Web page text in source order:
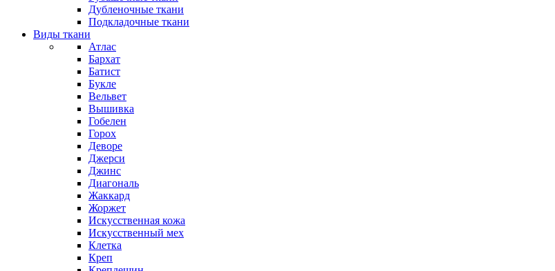
Дубленочные ткани
Подкладочные ткани
Виды ткани
Атлас
Бархат
Батист
Букле
Вельвет
Вышивка
Гобелен
Горох
Деворе
Джерси
Джинс
Диагональ
Жаккард
Жоржет
Искусственная кожа
Искусственный мех
Клетка
Креп